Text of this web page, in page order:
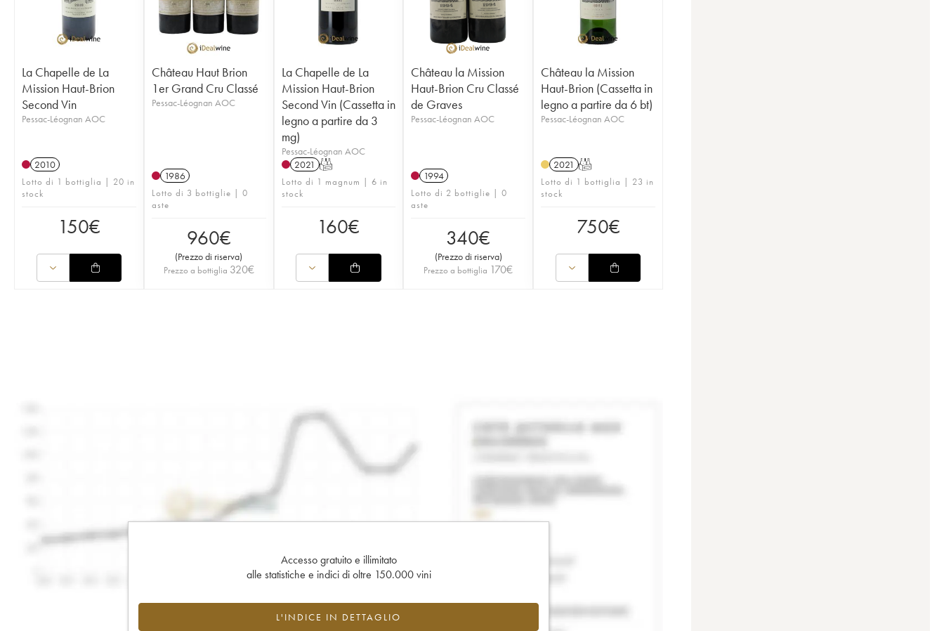
La Chapelle de La
Mission Haut-Brion
Second Vin
Pessac-Léognan AOC
2010
Lotto di 1 bottiglia | 20 in
stock
150€
Château Haut Brion
1er Grand Cru Classé
Pessac-Léognan AOC
1986
Lotto di 3 bottiglie | 0
aste
960€
(Prezzo di riserva)
Prezzo a bottiglia 320€
La Chapelle de La
Mission Haut-Brion
Second Vin (Cassetta in
legno a partire da 3
mg)
Pessac-Léognan AOC
2021 T
Lotto di 1 magnum | 6 in
stock
160€
Château la Mission
Haut-Brion Cru Classé
de Graves
Pessac-Léognan AOC
1994
Lotto di 2 bottiglie | 0
aste
340€
(Prezzo di riserva)
Prezzo a bottiglia 170€
Château la Mission
Haut-Brion (Cassetta in
legno a partire da 6 bt)
Pessac-Léognan AOC
2021 T
Lotto di 1 bottiglia | 23 in
stock
750€
Accesso gratuito e illimitato
alle statistiche e indici di oltre 150.000 vini
L'INDICE IN DETTAGLIO